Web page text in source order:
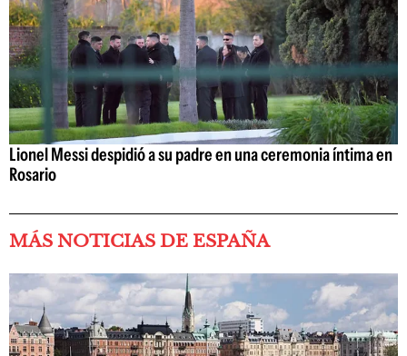
Lionel Messi despidió a su padre en una ceremonia íntima en
Rosario
MÁS NOTICIAS DE ESPAÑA